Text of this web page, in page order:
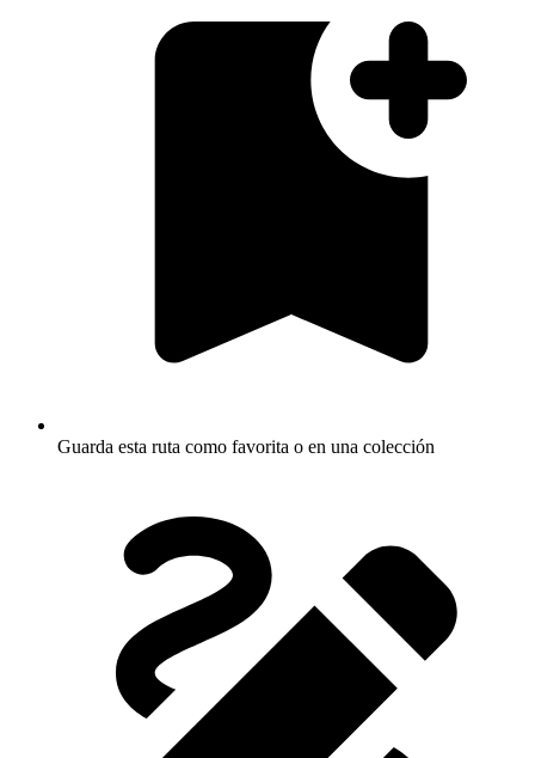
Guarda esta ruta como favorita o en una colección